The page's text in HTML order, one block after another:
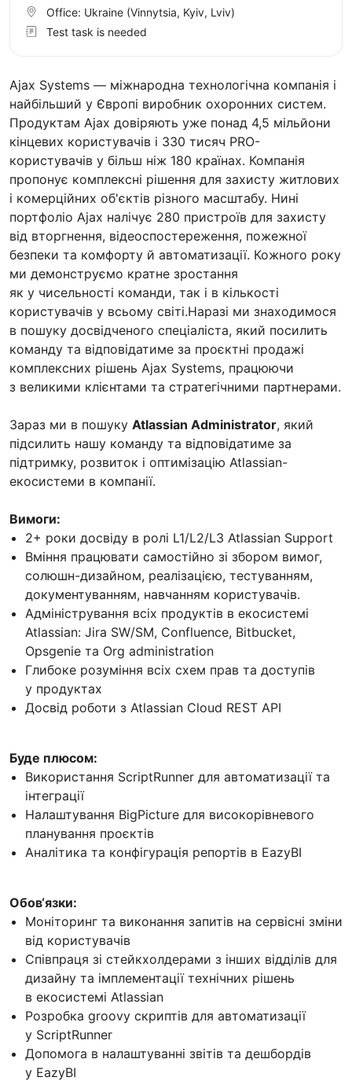
Ajax Systems — міжнародна технологічна компанія і
найбільший у Європі виробник охоронних систем.
Продуктам Ajax довіряють уже понад 4,5 мільйони
кінцевих користувачів і 330 тисяч PRO-
користувачів у більш ніж 180 країнах. Компанія
пропонує комплексні рішення для захисту житлових
і комерційних об'єктів різного масштабу. Нині
портфоліо Ajax налічує 280 пристроїв для захисту
від вторгнення, відеоспостереження, пожежної
безпеки та комфорту й автоматизації. Кожного року
ми демонструємо кратне зростання
як у чисельності команди, так і в кількості
користувачів у всьому світі.Наразі ми знаходимося
в пошуку досвідченого спеціаліста, який посилить
команду та відповідатиме за проєктні продажі
комплексних рішень Ajax Systems, працюючи
з великими клієнтами та стратегічними партнерами.
Зараз ми в пошуку Atlassian Administrator, який
підсилить нашу команду та відповідатиме за
підтримку, розвиток і оптимізацію Atlassian-
екосистеми в компанії.
Вимоги:
2+ роки досвіду в ролі L1/L2/L3 Atlassian Support
Вміння працювати самостійно зі збором вимог,
солюшн-дизайном, реалізацією, тестуванням,
документуванням, навчанням користувачів.
Адміністрування всіх продуктів в екосистемі
Atlassian: Jira SW/SM, Confluence, Bitbucket,
Opsgenie та Org administration
Глибоке розуміння всіх схем прав та доступів
у продуктах
Досвід роботи з Atlassian Cloud REST API
Буде плюсом:
Використання ScriptRunner для автоматизації та
інтеграції
Налаштування BigPicture для високорівневого
планування проєктів
Аналітика та конфігурація репортів в EazyBI
Обов‘язки:
Моніторинг та виконання запитів на сервісні зміни
від користувачів
Співпраця зі стейкхолдерами з інших відділів для
дизайну та імплементації технічних рішень
в екосистемі Atlassian
Розробка groovy скриптів для автоматизації
у ScriptRunner
Допомога в налаштуванні звітів та дешбордів
у EazyBI
Office: Ukraine (Vinnytsia, Kyiv, Lviv)
Test task is needed